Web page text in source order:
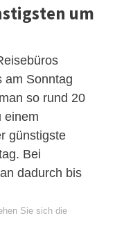
um
am Sonntag
so rund 20
einem
günstigste
Bei
dadurch bis
Sie sich die